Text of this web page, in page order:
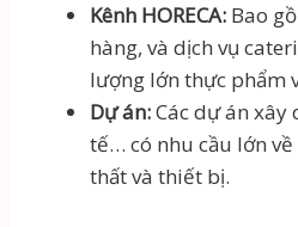
Kênh HORECA:Bao
hàng, và dịch vụ
lượng lớn thực phẩm
Dự án:Các dự án xây
tế… có nhu cầu lớn
thất và thiết bị.